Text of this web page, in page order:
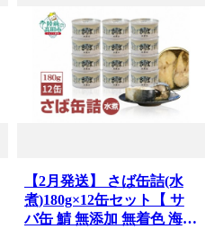
【2月発送】 さば缶詰(水
煮)180g×12缶セット【 サ
バ缶 鯖 無添加 無着色 海産